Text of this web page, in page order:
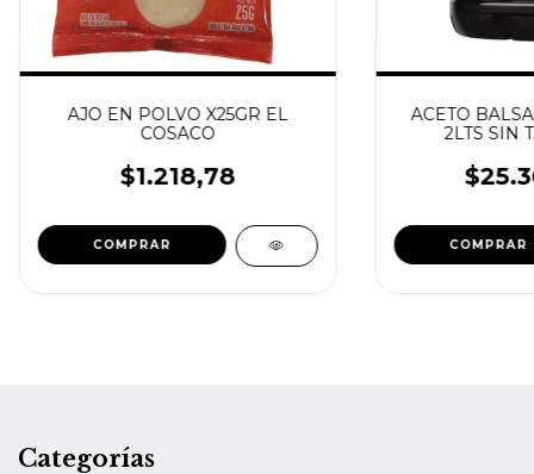
AJO EN POLVO X25GR EL
COSACO
$1.218,78
ACETO
2LTS SIN
Categorías